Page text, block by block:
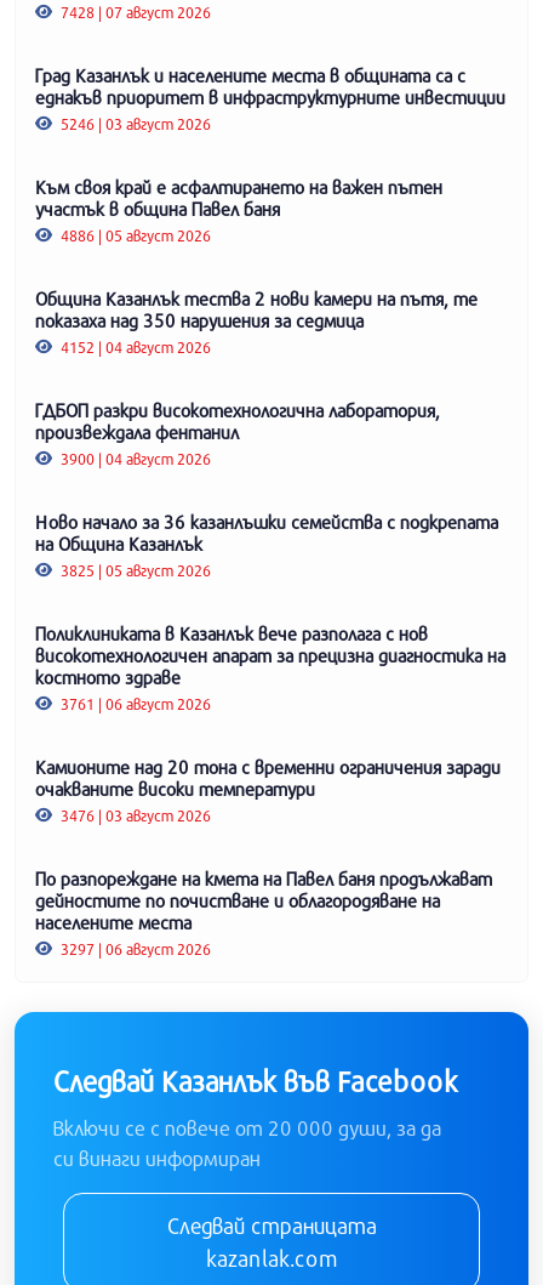
7428 | 07 август 2026
Град Казанлък и населените места в общината са с
еднакъв приоритет в инфраструктурните инвестиции
5246 | 03 август 2026
Към своя край е асфалтирането на важен пътен
участък в община Павел баня
4886 | 05 август 2026
Община Казанлък тества 2 нови камери на пътя, те
показаха над 350 нарушения за седмица
4152 | 04 август 2026
ГДБОП разкри високотехнологична лаборатория,
произвеждала фентанил
3900 | 04 август 2026
Ново начало за 36 казанлъшки семейства с подкрепата
на Община Казанлък
3825 | 05 август 2026
Поликлиниката в Казанлък вече разполага с нов
високотехнологичен апарат за прецизна диагностика на
костното здраве
3761 | 06 август 2026
Камионите над 20 тона с временни ограничения заради
очакваните високи температури
3476 | 03 август 2026
По разпореждане на кмета на Павел баня продължават
дейностите по почистване и облагородяване на
населените места
3297 | 06 август 2026
Следвай Казанлък във Facebook
Включи се с повече от 20 000 души, за да
си винаги информиран
Следвай страницата
kazanlak.com